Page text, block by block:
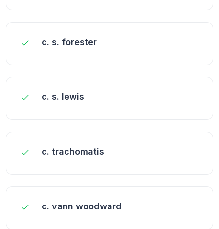
c. s. forester
c. s. lewis
c. trachomatis
c. vann woodward